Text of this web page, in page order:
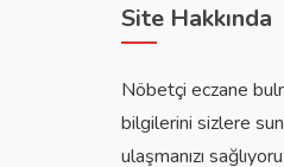
Site Hakkında
Nöbetçi eczane
bilgilerini sizlere
ulaşmanızı